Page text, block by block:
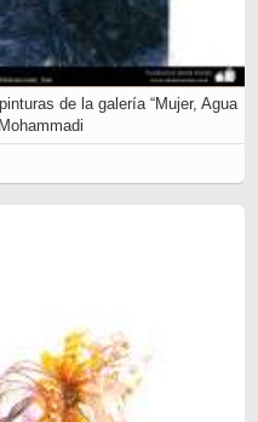
de la galería “Mujer, Agua